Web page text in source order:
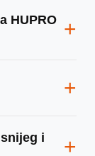
HUPRO +
+
i
+